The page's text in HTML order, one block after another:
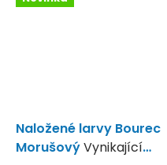
potravinářskou barvou,
Naložené larvy Bourec
MorušovýVynikající